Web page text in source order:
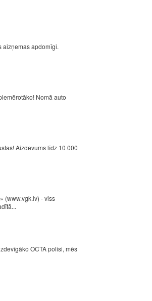
aizņemas apdomīgi.
Nomā auto
Aizdevums līdz 10 000
(www.vgk.lv) - viss
OCTA polisi, mēs